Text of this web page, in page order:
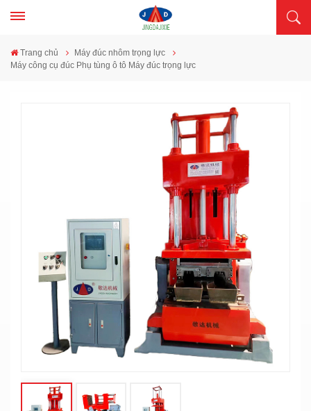
Trang chủ
Máy đúc nhôm trọng lực
Máy công cụ đúc Phụ tùng ô tô Máy đúc trọng lực